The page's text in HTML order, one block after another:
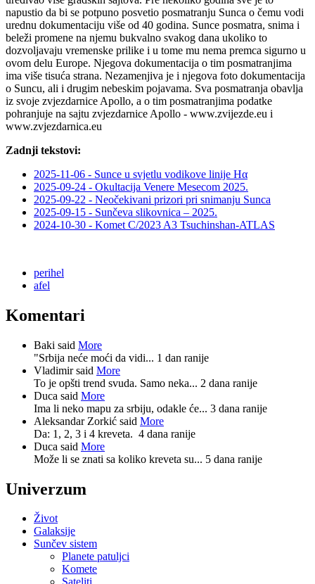
napustio da bi se potpuno posvetio posmatranju Sunca o čemu vodi
urednu dokumentaciju više od 40 godina. Sunce posmatra, snima i
beleži promene na njemu bukvalno svakog dana ukoliko to
dozvoljavaju vremenske prilike i u tome mu nema premca sigurno u
ovom delu Europe. Njegova dokumentacija o tim posmatranjima
ima više tisuća strana. Nezamenjiva je i njegova foto dokumentacija
o Suncu, ali i drugim nebeskim pojavama. Sva posmatranja obavlja
iz svoje zvjezdarnice Apollo, a o tim posmatranjima podatke
pohranjuje na sajtu zvjezdarnice Apollo - www.zvijezde.eu i
www.zvjezdarnica.eu
Zadnji tekstovi:
2025-11-06 - Sunce u svjetlu vodikove linije Hα
2025-09-24 - Okultacija Venere Mesecom 2025.
2025-09-22 - Neočekivani prizori pri snimanju Sunca
2025-09-15 - Sunčeva slikovnica – 2025.
2024-10-30 - Komet C/2023 A3 Tsuchinshan-ATLAS
perihel
afel
Komentari
Baki said More
"Srbija neće moći da vidi... 1 dan ranije
Vladimir said More
To je opšti trend svuda. Samo neka... 2 dana ranije
Duca said More
Ima li neko mapu za srbiju, odakle će... 3 dana ranije
Aleksandar Zorkić said More
Da: 1, 2, 3 i 4 kreveta. 4 dana ranije
Duca said More
Može li se znati sa koliko kreveta su... 5 dana ranije
Univerzum
Život
Galaksije
Sunčev sistem
Planete patuljci
Komete